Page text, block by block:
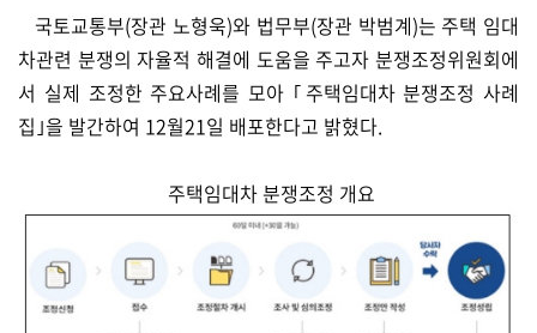
국토교통부(장관 노형욱)와 법무부(장관 박범계)는 주택 임대
차관련 분쟁의 자율적 해결에 도움을 주고자 분쟁조정위원회에
서 실제 조정한 주요사례를 모아 ｢주택임대차 분쟁조정 사례
집｣을 발간하여 12월21일 배포한다고 밝혔다.
주택임대차 분쟁조정 개요